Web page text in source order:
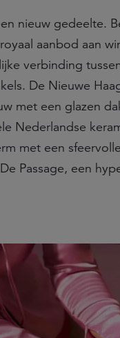
nieuw gedeelte.
aanbod aan
verbinding
De Nieuwe
met een glazen
Nederlandse
met een
Passage, een